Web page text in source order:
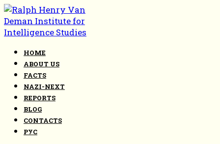
Skip
to
content
HOME
ABOUT US
FACTS
NAZI-NEXT
REPORTS
BLOG
CONTACTS
РУС